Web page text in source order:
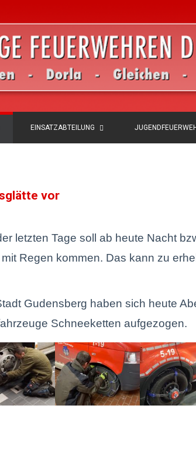
EINSATZABTEILUNG
vor
letzten Tage soll ab heute Nacht
Regen kommen. Das kann zu
Gudensberg haben sich heute
Schneeketten aufgezogen.